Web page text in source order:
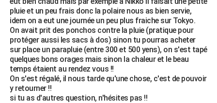
pluie et un peu frais donc la polaire nous as bien servie,
idem on a eut une journée un peu plus fraiche sur Tokyo.
On avait prit des ponchos contre la pluie (pratique pour
protéger aussi les sacs à dos) sinon tu pourras acheter
sur place un parapluie (entre 300 et 500 yens), on s'est tapé
quelques bons orages mais sinon la chaleur et le beau
temps étaient au rendez vous !!
On s'est régalé, il nous tarde qu'une chose, c'est de pouvoir
y retourner !!
si tu as d'autres question, n'hésites pas !!